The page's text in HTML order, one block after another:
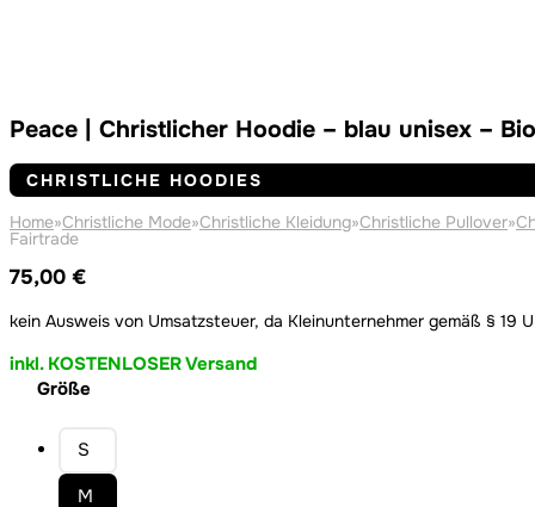
Peace | Christlicher Hoodie – blau unisex –
CHRISTLICHE HOODIES
Home»Christliche Mode»Christliche Kleidung»Christliche Pullover»
Fairtrade
75,00 €
kein Ausweis von Umsatzsteuer, da Kleinunternehmer gemäß § 19
inkl. KOSTENLOSER Versand
Größe
S
M